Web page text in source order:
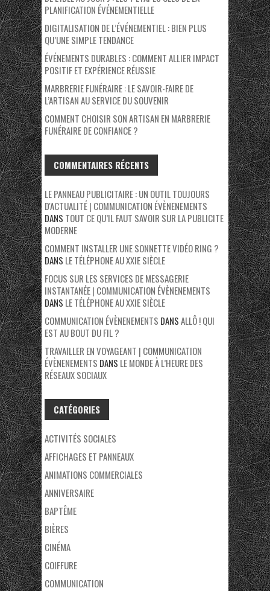
PLANIFICATION ÉVÉNEMENTIELLE
DIGITALISATION DE L’ÉVÉNEMENTIEL : BIEN PLUS
QU’UNE SIMPLE TENDANCE
ÉVÉNEMENTS DURABLES : COMMENT ALLIER IMPACT
POSITIF ET EXPÉRIENCE RÉUSSIE
MARBRERIE FUNÉRAIRE : LE SAVOIR-FAIRE DE
L’ARTISAN AU SERVICE DU SOUVENIR
COMMENT CHOISIR SON ARTISAN EN MARBRERIE
FUNÉRAIRE DE CONFIANCE ?
COMMENTAIRES RÉCENTS
LE PANNEAU PUBLICITAIRE : UN OUTIL TOUJOURS
D'ACTUALITÉ | COMMUNICATION ÉVÈNENEMENTS
DANS TOUT CE QU’IL FAUT SAVOIR SUR LA PUBLICITE
MODERNE
COMMENT INSTALLER UNE SONNETTE VIDÉO RING ?
DANS LE TÉLÉPHONE AU XXIE SIÈCLE
FOCUS SUR LES SERVICES DE MESSAGERIE
INSTANTANÉE | COMMUNICATION ÉVÈNENEMENTS
DANS LE TÉLÉPHONE AU XXIE SIÈCLE
COMMUNICATION ÉVÈNENEMENTS DANSALLÔ ! QUI
EST AU BOUT DU FIL ?
TRAVAILLER EN VOYAGEANT | COMMUNICATION
ÉVÈNENEMENTS DANS LE MONDE À L’HEURE DES
RÉSEAUX SOCIAUX
CATÉGORIES
ACTIVITÉS SOCIALES
AFFICHAGES ET PANNEAUX
ANIMATIONS COMMERCIALES
ANNIVERSAIRE
BAPTÊME
BIÈRES
CINÉMA
COIFFURE
COMMUNICATION